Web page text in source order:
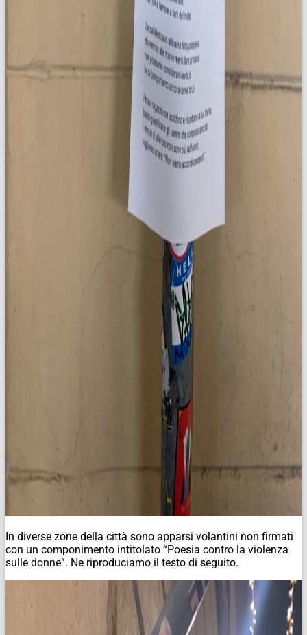
In diverse zone della città sono apparsi volantini non firmati
con un componimento intitolato “Poesia contro la violenza
sulle donne”. Ne riproduciamo il testo di seguito.